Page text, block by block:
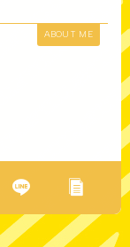
ABOUT ME